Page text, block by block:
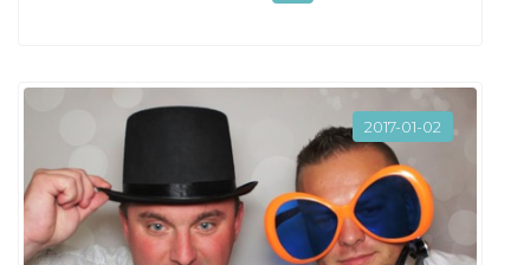
2017-01-02